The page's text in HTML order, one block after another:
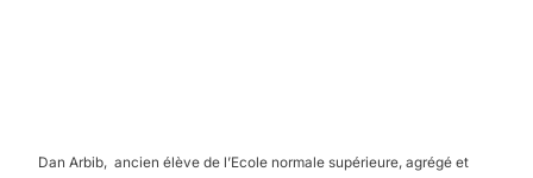
Dan Arbib, ancien élève de l’Ecole normale supérieure, agrégé et